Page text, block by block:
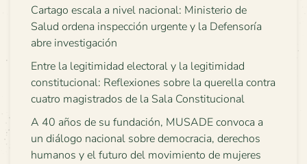
Cartago escala a nivel nacional: Ministerio de
Salud ordena inspección urgente y la Defensoría
abre investigación
Entre la legitimidad electoral y la legitimidad
constitucional: Reflexiones sobre la querella contra
cuatro magistrados de la Sala Constitucional
A 40 años de su fundación, MUSADE convoca a
un diálogo nacional sobre democracia, derechos
humanos y el futuro del movimiento de mujeres